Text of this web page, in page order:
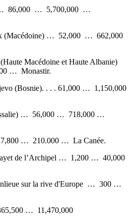
… 86,000 … 5,700,000 …
(Macédoine) … 52,000 … 662,000
Macédoine et Haute Albanie)
… Monastir.
(Bosnie). . . . 61,000 … 1,150,000
… 56,000 … 718,000 …
… 210.000 … La Canée.
de l’Archipel … 1,200 … 40,000
sur la rive d'Europe … 300 …
… 11,470,000